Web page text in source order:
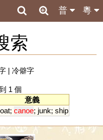
粵
普
索
| 冷僻字
1 個
意義
; canoe; junk; ship